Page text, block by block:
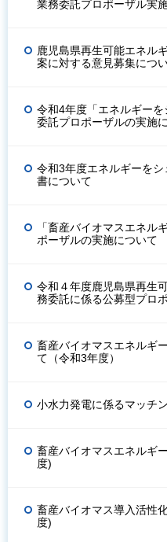
業務委託プロポーザル実
鹿児島県再生可能エネル
案に対する意見募集につ
令和4年度「エネルギー
委託プロポーザルの実施
令和3年度エネルギーを
書について
「畜産バイオマスエネル
ポーザルの実施について
令和４年度鹿児島県再生
務委託に係る公募型プロ
畜産バイオマスエネルギ
て（令和3年度）
小水力発電に係るマッチ
畜産バイオマスエネルギ
度)
畜産バイオマス導入活性
度)